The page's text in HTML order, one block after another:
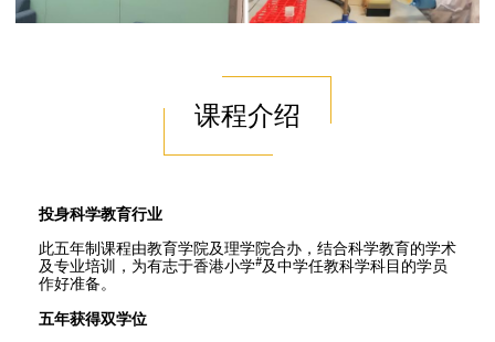
课程介绍
投身科学教育行业
此五年制课程由教育学院及理学院合办，结合科学教育的学术
及专业培训，为有志于香港小学#及中学任教科学科目的学员
作好准备。
五年获得双学位